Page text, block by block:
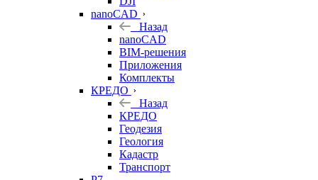
nanoCAD
Назад
nanoCAD
BIM-решения
Приложения
Комплекты
КРЕДО
Назад
КРЕДО
Геодезия
Геология
Кадастр
Транспорт